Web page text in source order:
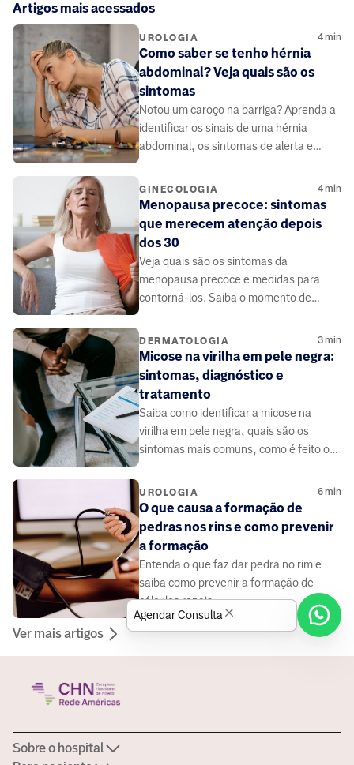
Artigos mais acessados
UROLOGIA 4min
Como saber se tenho hérnia
abdominal? Veja quais são os
sintomas
Notou um caroço na barriga? Aprenda a
identificar os sinais de uma hérnia
abdominal, os sintomas de alerta e
GINECOLOGIA 4min
Menopausa precoce: sintomas
que merecem atenção depois
dos 30
Veja quais são os sintomas da
menopausa precoce e medidas para
contorná-los. Saiba o momento de
DERMATOLOGIA 3min
Micose na virilha em pele negra:
sintomas, diagnóstico e
tratamento
Saiba como identificar a micose na
virilha em pele negra, quais são os
sintomas mais comuns, como é feito o
UROLOGIA 6min
O que causa a formação de
pedras nos rins e como prevenir
a formação
Entenda o que faz dar pedra no rim e
saiba como prevenir a formação de
cálculos renais.
Ver mais artigos
Sobre o hospital
Agendar Consulta